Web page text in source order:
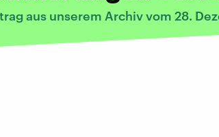
aus unserem Archiv vom 28.